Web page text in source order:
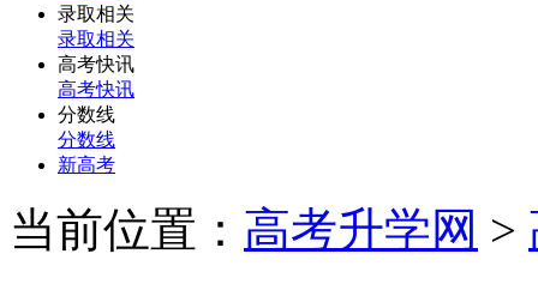
录取相关
录取相关
高考快讯
高考快讯
分数线
分数线
新高考
当前位置： 高考升学网 >